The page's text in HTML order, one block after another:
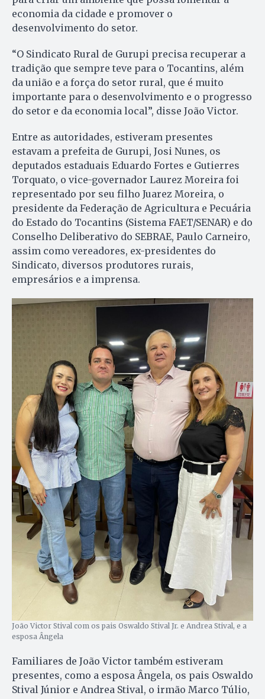
economia da cidade e promover o
desenvolvimento do setor.
“O Sindicato Rural de Gurupi precisa recuperar a
tradição que sempre teve para o Tocantins, além
da união e a força do setor rural, que é muito
importante para o desenvolvimento e o progresso
do setor e da economia local”, disse João Victor.
Entre as autoridades, estiveram presentes
estavam a prefeita de Gurupi, Josi Nunes, os
deputados estaduais Eduardo Fortes e Gutierres
Torquato, o vice-governador Laurez Moreira foi
representado por seu filho Juarez Moreira, o
presidente da Federação de Agricultura e Pecuária
do Estado do Tocantins (Sistema FAET/SENAR) e do
Conselho Deliberativo do SEBRAE, Paulo Carneiro,
assim como vereadores, ex-presidentes do
Sindicato, diversos produtores rurais,
empresários e a imprensa.
João Victor Stival com os pais Oswaldo Stival Jr. e Andrea Stival, e a
esposa Ângela
Familiares de João Victor também estiveram
presentes, como a esposa Ângela, os pais Oswaldo
Stival Júnior e Andrea Stival, o irmão Marco Túlio,